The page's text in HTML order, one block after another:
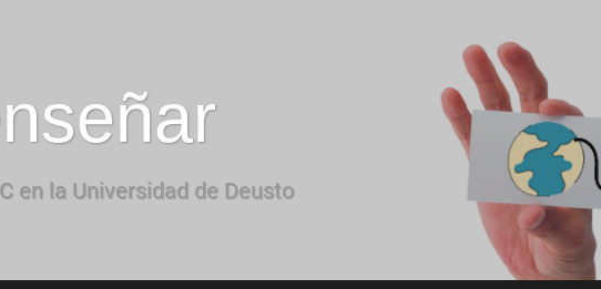
en la Universidad de Deusto